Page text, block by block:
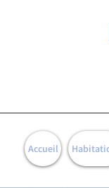
Accueil